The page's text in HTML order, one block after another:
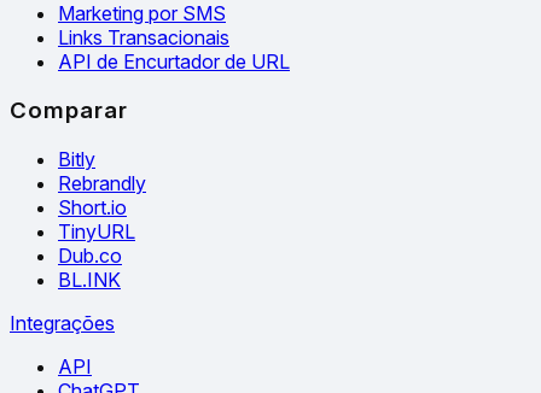
Marketing por SMS
Links Transacionais
API de Encurtador de URL
Comparar
Bitly
Rebrandly
Short.io
TinyURL
Dub.co
BL.INK
Integrações
API